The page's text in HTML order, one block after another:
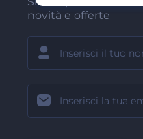
novità e offerte